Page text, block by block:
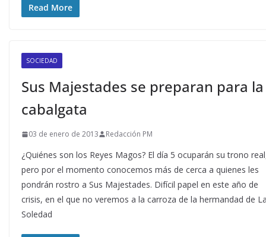
Read More
SOCIEDAD
Sus Majestades se preparan para la
cabalgata
03 de enero de 2013 Redacción PM
¿Quiénes son los Reyes Magos? El día 5 ocuparán su trono
pero por el momento conocemos más de cerca a quienes les
pondrán rostro a Sus Majestades. Difícil papel en este año de
crisis, en el que no veremos a la carroza de la hermandad de
Soledad